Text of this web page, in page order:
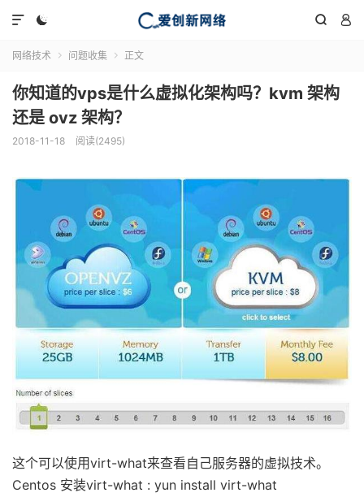
  

网络技术  问题收集  正文
你知道的vps是什么虚拟化架构吗？kvm 架构
还是 ovz 架构？
2018-11-18 阅读(2495)
这个可以使用virt-what来查看自己服务器的虚拟技术。
Centos 安装virt-what : yun install virt-what